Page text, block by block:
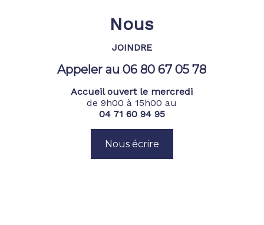
Nous
JOINDRE
Appeler au 06 80 67 05 78
Accueil ouvert le mercredi
de 9h00 à 15h00 au
04 71 60 94 95
Nous écrire